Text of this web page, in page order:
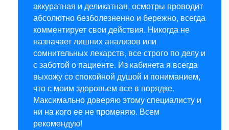
аккуратная и деликатная, осмотры проводит
абсолютно безболезненно и бережно, всегда
комментирует свои действия. Никогда не
назначает лишних анализов или
сомнительных лекарств, все строго по делу и
с заботой о пациенте. Из кабинета я всегда
выхожу со спокойной душой и пониманием,
что с моим здоровьем все в порядке.
Максимально доверяю этому специалисту и
ни на кого ее не променяю. Всем
рекомендую!